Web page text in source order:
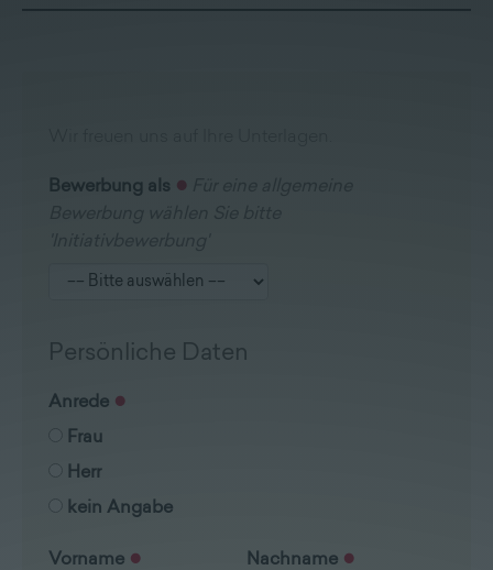
Aktuelles
Kontakt
Bewerbung als
Persönliche Daten
Anrede
Frau
Herr
kein Angabe
Vorname Nachname